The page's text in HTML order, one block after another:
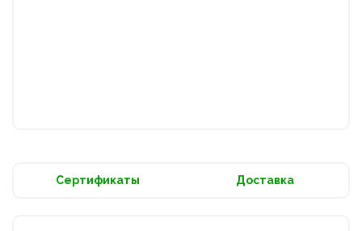
Сертификаты Доставка